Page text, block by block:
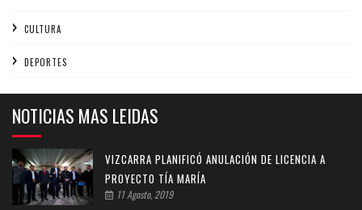
CULTURA
DEPORTES
NOTICIAS MAS LEIDAS
VIZCARRA PLANIFICÓ ANULACIÓN DE LICENCIA A
PROYECTO TÍA MARÍA
11 Agosto, 2019